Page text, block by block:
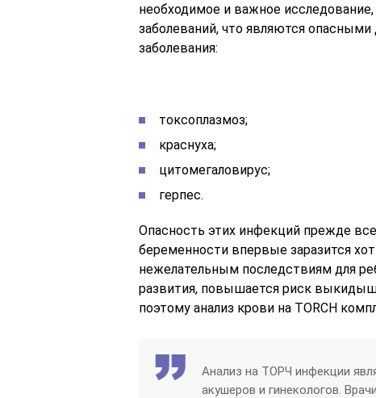
необходимое и важное
заболеваний, что являются
заболевания:
токсоплазмоз;
краснуха;
цитомегаловирус;
герпес.
Опасность этих инфекций прежде
беременности впервые заразится
нежелательным последствиям для
развития, повышается риск
поэтому анализ крови на TORCH
Анализ на ТОРЧ инфекции
акушеров и гинекологов.